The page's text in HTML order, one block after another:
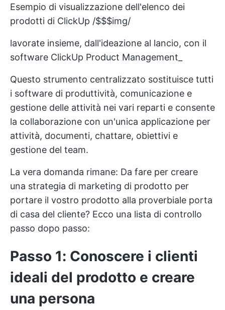
Esempio di visualizzazione dell'elenco dei
prodotti di ClickUp /$$$img/
lavorate insieme, dall'ideazione al lancio, con il
software ClickUp Product Management_
Questo strumento centralizzato sostituisce tutti
i software di produttività, comunicazione e
gestione delle attività nei vari reparti e consente
la collaborazione con un'unica applicazione per
attività, documenti, chattare, obiettivi e
gestione del team.
La vera domanda rimane: Da fare per creare
una strategia di marketing di prodotto per
portare il vostro prodotto alla proverbiale porta
di casa del cliente? Ecco una lista di controllo
passo dopo passo:
Passo 1: Conoscere i clienti
ideali del prodotto e creare
una persona